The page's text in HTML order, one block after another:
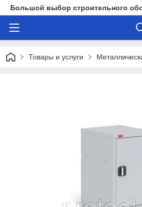
Большой выбор строительного
Товары и услуги